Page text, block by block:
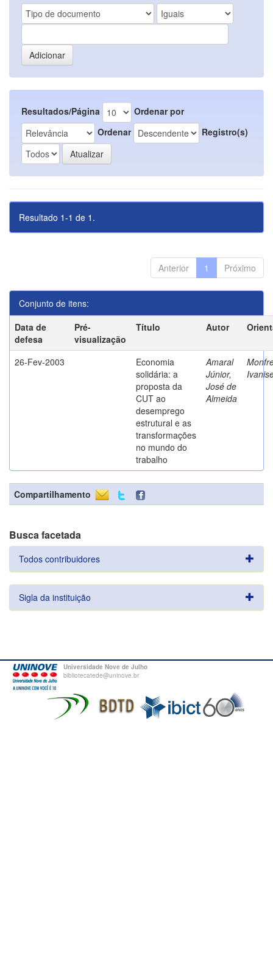
Resultados/Página
Ordenar por
Ordenar
Registro(s)
Resultado 1-1 de 1.
Anterior 1 Próximo
Conjunto de itens:
Data de
defesa
Pré-
visualização
Título Autor
26-Fev-2003
Economia
solidária: a
proposta da
CUT ao
desemprego
estrutural e as
transformações
no mundo do
trabalho
Amaral
Júnior,
José de
Almeida
Compartilhamento
Busca facetada
Todos contribuidores
Sigla da instituição
Universidade Nove de Julho
bibliotecatede@uninove.br